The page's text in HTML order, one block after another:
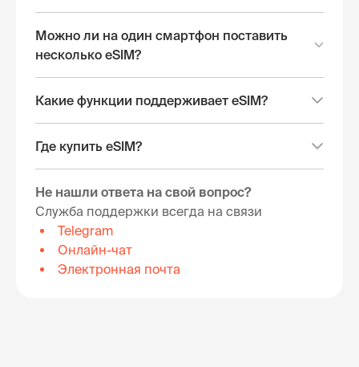
Можно ли на один смартфон поставить
несколько eSIM?
Какие функции поддерживает eSIM?
Где купить eSIM?
Не нашли ответа на свой вопрос?
Служба поддержки всегда на связи
Telegram
Онлайн-чат
Электронная почта